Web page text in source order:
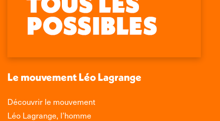
Facebook
s'ouvre
une
fenêtre
page
X
s'ouvre
une
fenêtre
page
LinkedIn
s'ouvre
une
fenêtre
page
Instagram
s'ouvre
une
nouvelle
fenêtre
Le mouvement Léo Lagrange
Découvrir le mouvement
Léo Lagrange, l’homme